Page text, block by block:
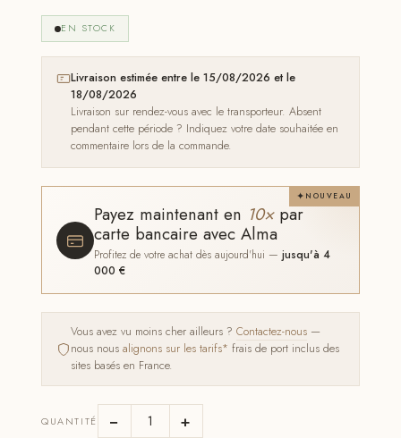
EN STOCK
Livraison estimée entre le 15/08/2026 et le
18/08/2026
Livraison sur rendez-vous avec le transporteur. Absent
pendant cette période ? Indiquez votre date souhaitée en
commentaire lors de la commande.
NOUVEAU
Payez maintenant en 10×par
carte bancaire avec Alma
Profitez de votre achat dès aujourd'hui —jusqu'à 4
000 €
Vous avez vu moins cher ailleurs ?Contactez-nous —
nous nousalignons sur les tarifs* frais de port inclus des
sites basés en France.
QUANTITÉ − +